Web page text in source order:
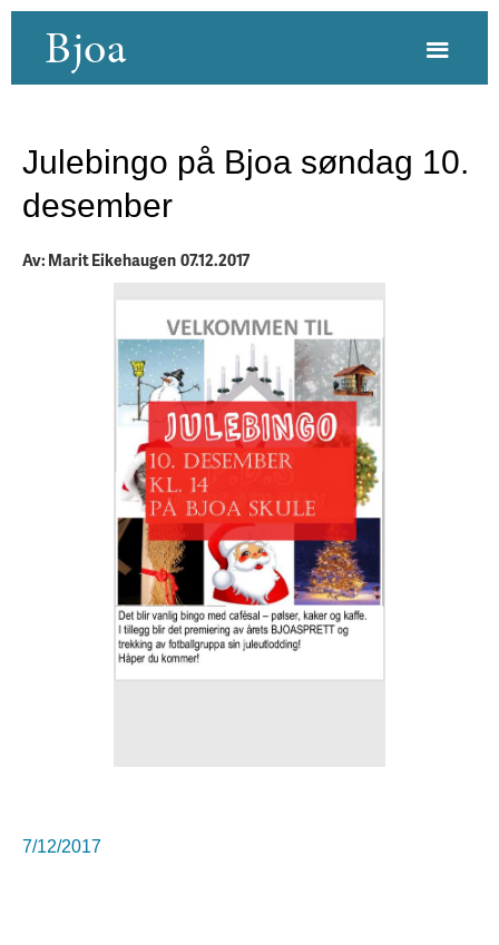
Bjoa
Julebingo på Bjoa søndag 10.
desember
Av: Marit Eikehaugen 07.12.2017
7/12/2017